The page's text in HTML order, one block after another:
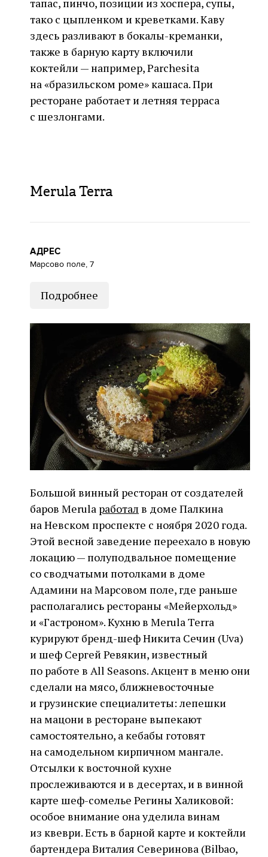
тапас, пинчо, позиции из хоспера, супы,
тако с цыпленком и креветками. Каву
здесь разливают в бокалы-креманки,
также в барную карту включили
коктейли — например, Parchesita
на «бразильском роме» кашаса. При
ресторане работает и летняя терраса
с шезлонгами.
Merula Terra
АДРЕС
Марсово поле, 7
Подробнее
Большой винный ресторан от создателей
баров Merula работал в доме Палкина
на Невском проспекте с ноября 2020 года.
Этой весной заведение переехало в новую
локацию — полуподвальное помещение
со сводчатыми потолками в доме
Адамини на Марсовом поле, где раньше
располагались рестораны «Мейерхольд»
и «Гастроном». Кухню в Merula Terra
курируют бренд-шеф Никита Сечин (Uva)
и шеф Сергей Ревякин, известный
по работе в All Seasons. Акцент в меню они
сделали на мясо, ближневосточные
и грузинские специалитеты: лепешки
на мацони в ресторане выпекают
самостоятельно, а кебабы готовят
на самодельном кирпичном мангале.
Отсылки к восточной кухне
прослеживаются и в десертах, и в винной
карте шеф-сомелье Регины Халиковой:
особое внимание она уделила винам
из квеври. Есть в барной карте и коктейли
бартендера Виталия Северинова (Bilbao,